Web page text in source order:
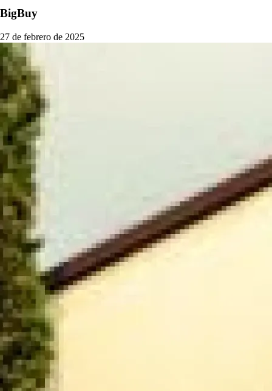
BigBuy
27 de febrero de 2025